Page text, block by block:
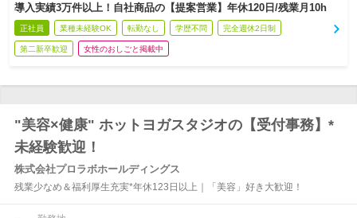
導入実績3万件以上！自社商品の【提案営業】年休120日/残業月10h
正社員 業種未経験OK 転勤なし 学歴不問 完全週休2日制
第二新卒歓迎 女性のおしごと掲載中
"美容×健康" ホットヨガスタジオの【受付事務】*
未経験歓迎！
株式会社プロラボホールディングス
残業少なめ＆福利厚生充実*年休123日以上｜「美容」好き大歓迎！